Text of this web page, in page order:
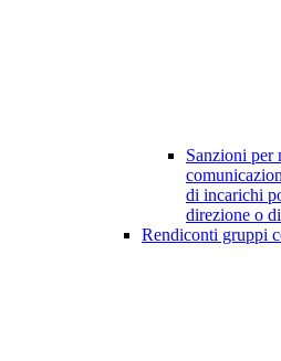
Sanzioni per
di incarichi
direzione o
Rendiconti gruppi